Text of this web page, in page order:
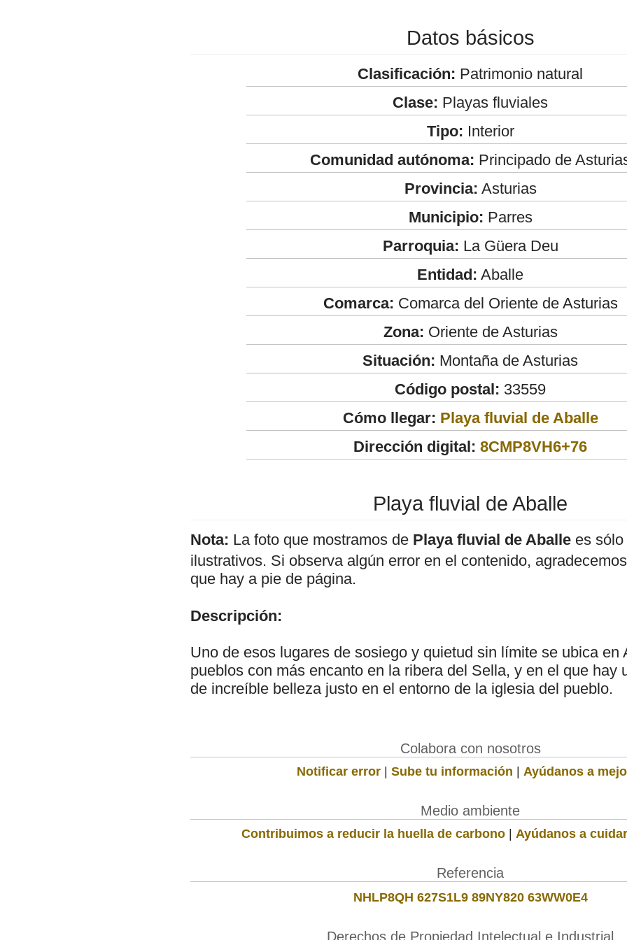
Datos básicos
Clasificación: Patrimonio natural
Clase: Playas fluviales
Tipo: Interior
Comunidad autónoma: Principado de
Provincia: Asturias
Municipio: Parres
Parroquia: La Güera Deu
Entidad: Aballe
Comarca: Comarca del Oriente de Asturias
Zona: Oriente de Asturias
Situación: Montaña de Asturias
Código postal: 33559
Cómo llegar: Playa fluvial de Aballe
Dirección digital: 8CMP8VH6+76
Playa fluvial de Aballe
Nota: La foto que mostramos de Playa fluvial de Aballe es
ilustrativos. Si observa algún error en el contenido,
que hay a pie de página.
Descripción:
Uno de esos lugares de sosiego y quietud sin límite se ubica en
pueblos con más encanto en la ribera del Sella, y en el que hay
de increíble belleza justo en el entorno de la iglesia del pueblo.
Colabora con nosotros
Notificar error | Sube tu información | Ayúdanos a
Medio ambiente
Contribuimos a reducir la huella de carbono | Ayúdanos a
Referencia
NHLP8QH 627S1L9 89NY820 63WW0E4
Derechos de Propiedad Intelectual e Industrial